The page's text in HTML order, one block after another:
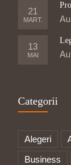
21
MART.
13
MAI
Categorii
Alegeri
Business